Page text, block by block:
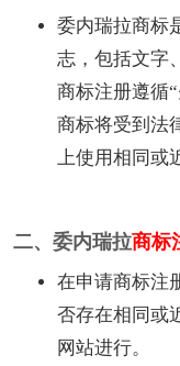
委内瑞拉商标
志，包括文字
商标注册遵循
商标将受到法
上使用相同或
二、委内瑞拉商标
在申请商标注
否存在相同或
网站进行。